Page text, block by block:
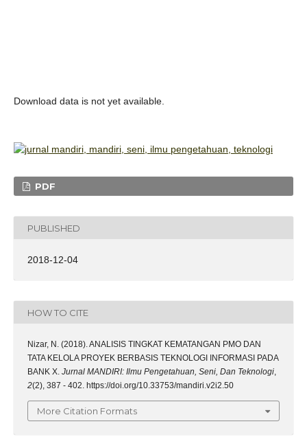
Download data is not yet available.
PDF
PUBLISHED
2018-12-04
HOW TO CITE
Nizar, N. (2018). ANALISIS TINGKAT KEMATANGAN PMO DAN
TATA KELOLA PROYEK BERBASIS TEKNOLOGI INFORMASI PADA
BANK X. Jurnal MANDIRI: Ilmu Pengetahuan, Seni, Dan Teknologi,
2(2), 387 - 402. https://doi.org/10.33753/mandiri.v2i2.50
More Citation Formats